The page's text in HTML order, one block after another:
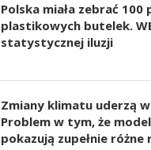
Polska miała zebrać 100
plastikowych butelek.
statystycznej iluzji
Zmiany klimatu uderzą w
Problem w tym, że
pokazują zupełnie różne